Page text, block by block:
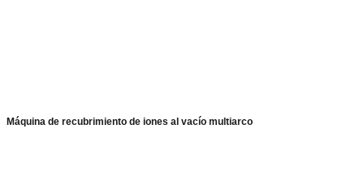
Máquina de recubrimiento de iones al vacío multiarco